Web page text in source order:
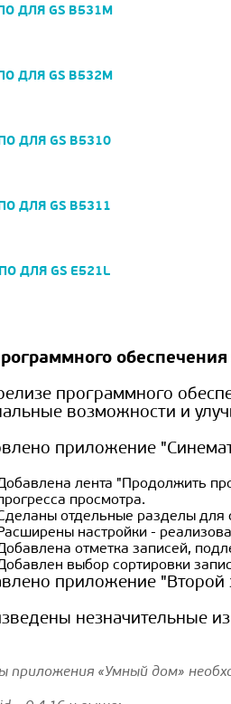
ДЛЯ GS B531M
ДЛЯ GS B532M
ДЛЯ GS B5310
ДЛЯ GS B5311
ДЛЯ GS E521L
программного
возможности и
приложение
лента "Продолжить
просмотра.
отдельные разделы для
настройки -
отметка записей,
выбор сортировки
приложение "Второй
незначительные
приложения «Умный дом»